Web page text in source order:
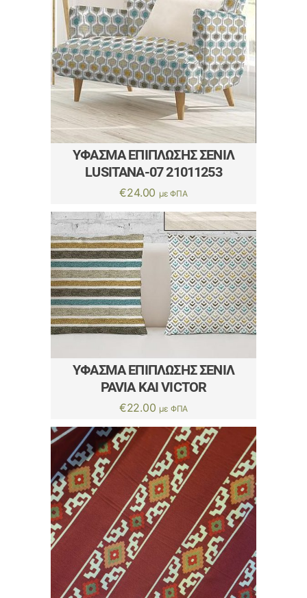
ΎΦΑΣΜΑ ΕΠΊΠΛΩΣΗΣ ΣΕΝΊΛ
LUSITANA-07 21011253
€24.00 με ΦΠΑ
ΎΦΑΣΜΑ ΕΠΊΠΛΩΣΗΣ ΣΕΝΊΛ
PAVIA ΚΑΙ VICTOR
€22.00 με ΦΠΑ